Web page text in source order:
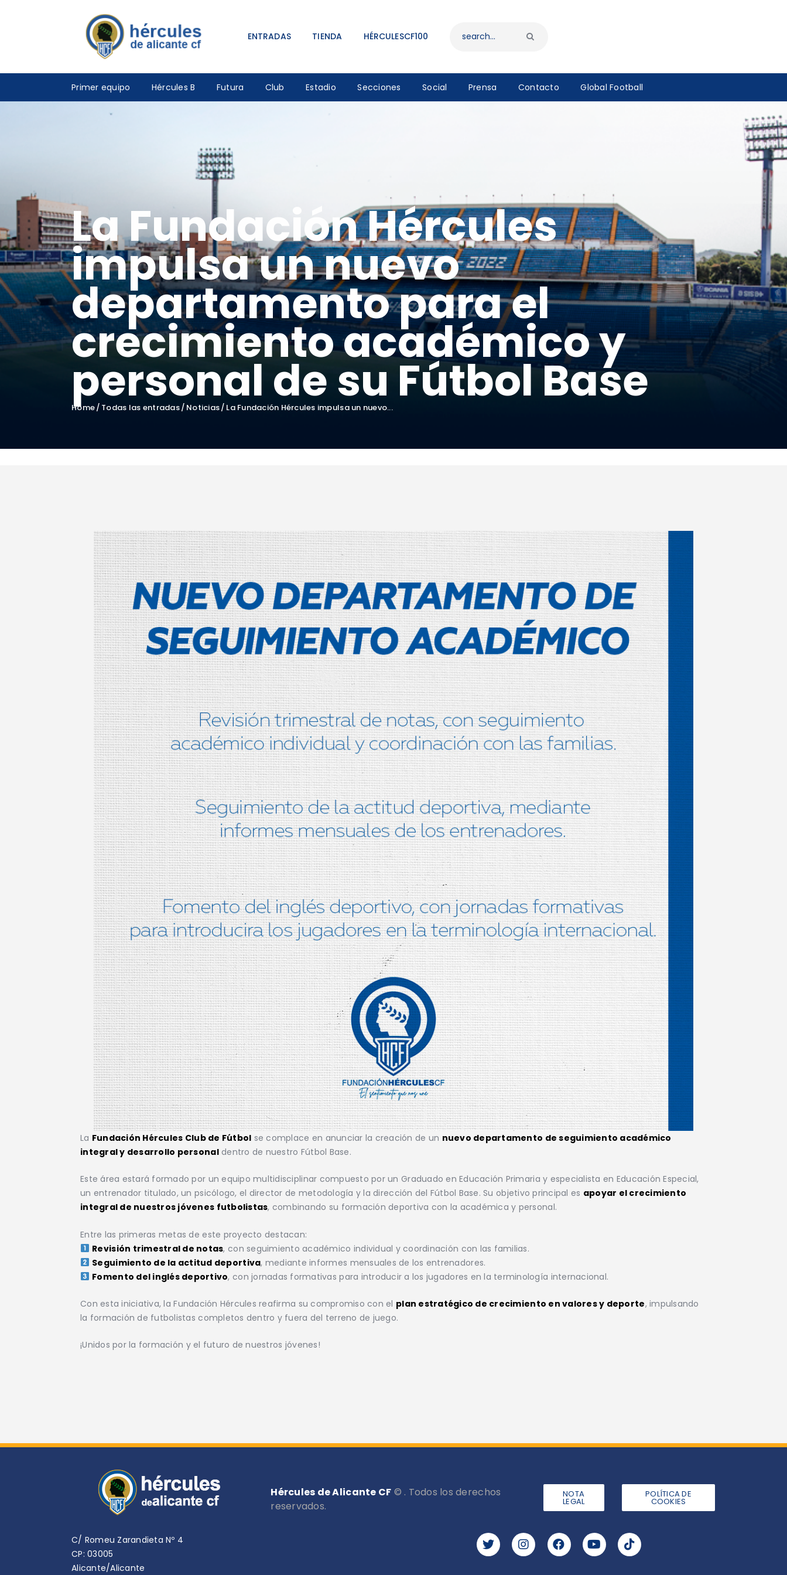
ENTRADAS TIENDA HÉRCULESCF100
Primer equipo Hércules B Futura Club Estadio Secciones Social Prensa Contacto Global Football
La Fundación Hércules
impulsa un nuevo
departamento para el
crecimiento académico y
personal de su Fútbol Base
Home Todas las entradas Noticias La Fundación Hércules impulsa un nuevo...
TIENDA
La Fundación Hércules Club de Fútbol se complace en anunciar la creación de un nuevo departamento de seguimiento académico
integral y desarrollo personaldentro de nuestro Fútbol Base.
Este área estará formado por un equipo multidisciplinar compuesto por un Graduado en Educación Primaria y especialista en Educación Especial,
un entrenador titulado, un psicólogo, el director de metodología y la dirección del Fútbol Base. Su objetivo principal es apoyar el crecimiento
integral de nuestros jóvenes futbolistas, combinando su formación deportiva con la académica y personal.
Entre las primeras metas de este proyecto destacan:
Revisión trimestral de notas, con seguimiento académico individual y coordinación con las familias.
Seguimiento de la actitud deportiva, mediante informes mensuales de los entrenadores.
Fomento del inglés deportivo, con jornadas formativas para introducir a los jugadores en la terminología internacional.
Con esta iniciativa, la Fundación Hércules reafirma su compromiso con el plan estratégico de crecimiento en valores y deporte, impulsando
la formación de futbolistas completos dentro y fuera del terreno de juego.
¡Unidos por la formación y el futuro de nuestros jóvenes!
Hércules de Alicante CF © . Todos los derechos
reservados.
NOTA
LEGAL
POLÍTICA DE
COOKIES
C/ Romeu Zarandieta Nº 4
CP: 03005
Alicante/Alicante